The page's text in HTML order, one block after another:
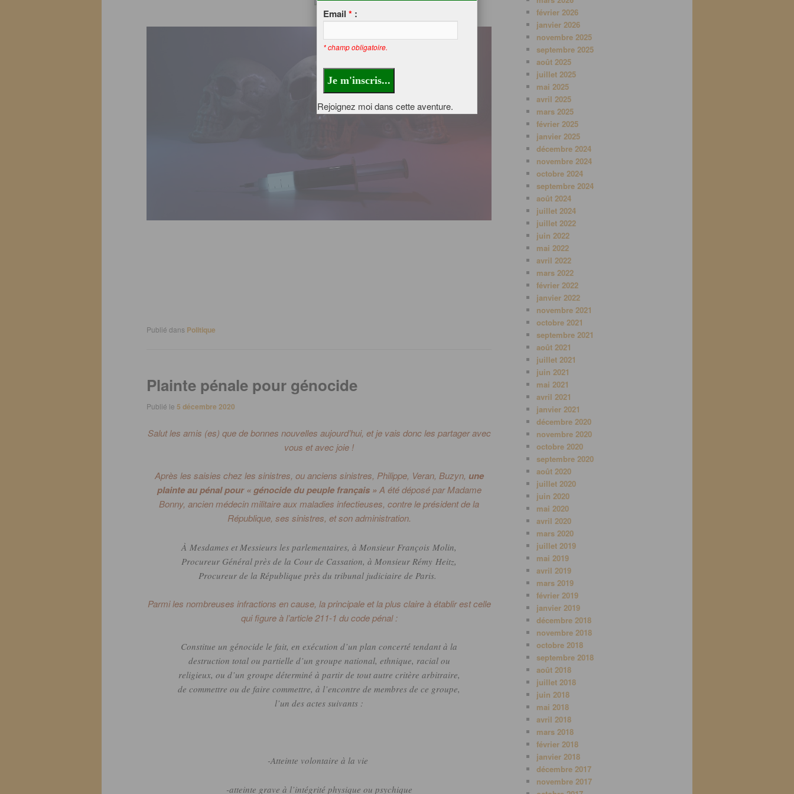
Publié dans Politique
Plainte pénale pour génocide
Publié le 5 décembre 2020
Salut les amis (es) que de bonnes nouvelles aujourd’hui, et je vais donc les partager avec
vous et avec joie !
Après les saisies chez les sinistres, ou anciens sinistres, Philippe, Veran, Buzyn, une
plainte au pénal pour « génocide du peuple français » A été déposé par Madame
Bonny, ancien médecin militaire aux maladies infectieuses, contre le président de la
République, ses sinistres, et son administration.
À Mesdames et Messieurs les parlementaires, à Monsieur François Molin,
Procureur Général près de la Cour de Cassation, à Monsieur Rémy Heitz,
Procureur de la République près du tribunal judiciaire de Paris.
Parmi les nombreuses infractions en cause, la principale et la plus claire à établirestcelle
qui figure à l’article 211-1 du code pénal :
Constitue un génocide le fait, en exécution d’un plan concerté tendant à la
destruction total ou partielle d’un groupe national, ethnique, racial ou
religieux, ou d’un groupe déterminé à partir de tout autre critère arbitraire,
de commettre ou de faire commettre, à l’encontre de membres de ce groupe,
l’un des actes suivants :
-Atteinte volontaire à la vie
-atteinte grave à l’intégrité physique ou psychique
février 2026
janvier 2026
novembre 2025
septembre 2025
août 2025
juillet 2025
mai 2025
avril 2025
mars 2025
février 2025
janvier 2025
décembre 2024
novembre 2024
octobre 2024
septembre 2024
août 2024
juillet 2024
juillet 2022
juin 2022
mai 2022
avril 2022
mars 2022
février 2022
janvier 2022
novembre 2021
octobre 2021
septembre 2021
août 2021
juillet 2021
juin 2021
mai 2021
avril 2021
janvier 2021
décembre 2020
novembre 2020
octobre 2020
septembre 2020
août 2020
juillet 2020
juin 2020
mai 2020
avril 2020
mars 2020
juillet 2019
mai 2019
avril 2019
mars 2019
février 2019
janvier 2019
décembre 2018
novembre 2018
octobre 2018
septembre 2018
août 2018
juillet 2018
juin 2018
mai 2018
avril 2018
mars 2018
février 2018
janvier 2018
décembre 2017
novembre 2017
Email * :
* champ obligatoire.
Rejoignez moi dans cette aventure.